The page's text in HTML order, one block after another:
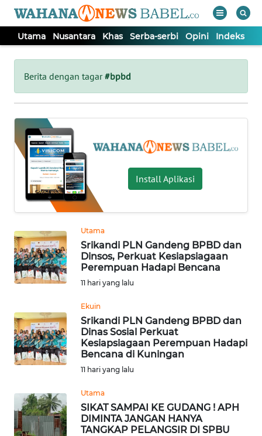
Utama Nusantara Khas Serba-serbi Opini Indeks
Berita dengan tagar#bpbd
Install Aplikasi
Utama
Srikandi PLN Gandeng BPBD dan
Dinsos, Perkuat Kesiapsiagaan
Perempuan Hadapi Bencana
11 hari yang lalu
Ekuin
Srikandi PLN Gandeng BPBD dan
Dinas Sosial Perkuat
Kesiapsiagaan Perempuan Hadapi
Bencana di Kuningan
11 hari yang lalu
Utama
SIKAT SAMPAI KE GUDANG ! APH
DIMINTA JANGAN HANYA
TANGKAP PELANGSIR DI SPBU
Tutup
UTAMA
NUSANTARA
KHAS
SERBA-
SERBI
OPINI
Informasi
BERITA
KONTAK
KAMI
INFO
IKLAN